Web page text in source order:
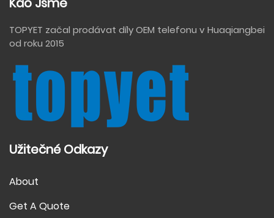
TOPYET začal prodávat díly OEM telefonu v Huaqiangbei
od roku 2015
Užitečné Odkazy
About
Get A Quote